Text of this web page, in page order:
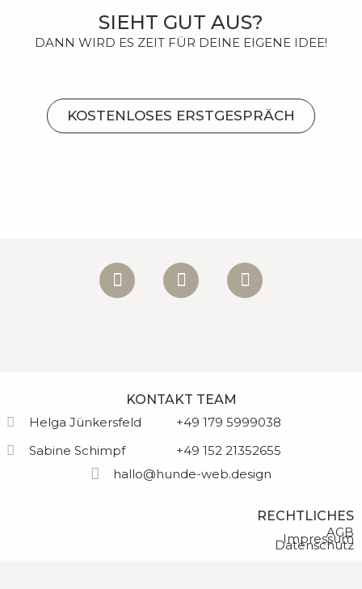
SIEHT GUT AUS?
DANN WIRD ES ZEIT FÜR DEINE EIGENE IDEE!
KOSTENLOSES ERSTGESPRÄCH
F
a
c
I
n
s
a
m
W
h
a
KONTAKT TEAM
Helga Jünkersfeld
Sabine Schimpf
+49 179 5999038
+49 152 21352655
hallo@hunde-web.design
RECHTLICHES
AGB
Impressum
Datenschutz